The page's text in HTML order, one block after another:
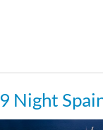
9 Night